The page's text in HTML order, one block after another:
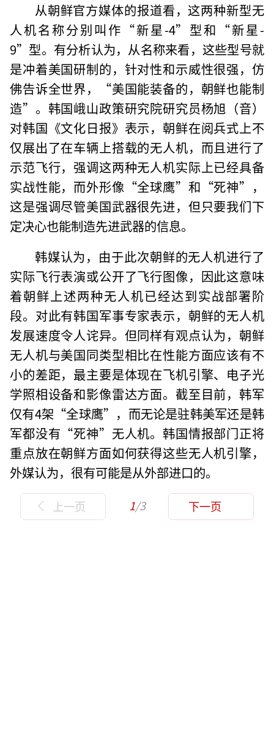
从朝鲜官方媒体的报道看，这两种新型无
人机名称分别叫作“新星-4”型和“新星-
9”型。有分析认为，从名称来看，这些型号就
是冲着美国研制的，针对性和示威性很强，仿
佛告诉全世界，“美国能装备的，朝鲜也能制
造”。韩国峨山政策研究院研究员杨旭（音）
对韩国《文化日报》表示，朝鲜在阅兵式上不
仅展出了在车辆上搭载的无人机，而且进行了
示范飞行，强调这两种无人机实际上已经具备
实战性能，而外形像“全球鹰”和“死神”，
这是强调尽管美国武器很先进，但只要我们下
定决心也能制造先进武器的信息。
韩媒认为，由于此次朝鲜的无人机进行了
实际飞行表演或公开了飞行图像，因此这意味
着朝鲜上述两种无人机已经达到实战部署阶
段。对此有韩国军事专家表示，朝鲜的无人机
发展速度令人诧异。但同样有观点认为，朝鲜
无人机与美国同类型相比在性能方面应该有不
小的差距，最主要是体现在飞机引擎、电子光
学照相设备和影像雷达方面。截至目前，韩军
仅有4架“全球鹰”，而无论是驻韩美军还是韩
军都没有“死神”无人机。韩国情报部门正将
重点放在朝鲜方面如何获得这些无人机引擎，
外媒认为，很有可能是从外部进口的。
上一页 1/3 下一页